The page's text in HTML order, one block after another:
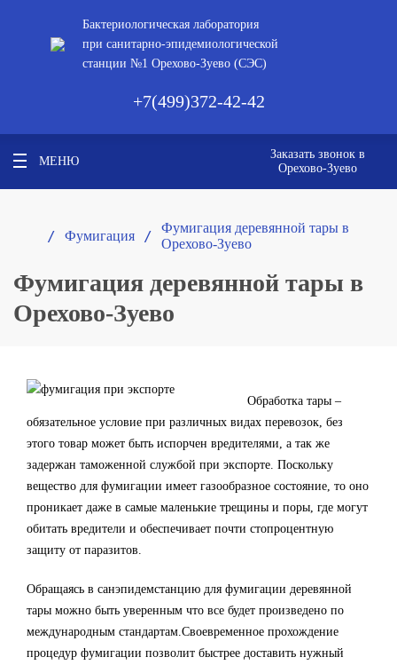
Бактериологическая лаборатория
при санитарно-эпидемиологической
станции №1 Орехово-Зуево (СЭС)
+7(499)372-42-42
МЕНЮ
Заказать звонок в
Орехово-Зуево
/ Фумигация / Фумигация деревянной тары в
Орехово-Зуево
Фумигация деревянной тары в
Орехово-Зуево
Обработка тары –
обязательное условие при различных видах перевозок, без
этого товар может быть испорчен вредителями, а так же
задержан таможенной службой при экспорте. Поскольку
вещество для фумигации имеет газообразное состояние, то оно
проникает даже в самые маленькие трещины и поры, где могут
обитать вредители и обеспечивает почти стопроцентную
защиту от паразитов.
Обращаясь в санэпидемстанцию для фумигации деревянной
тары можно быть уверенным что все будет произведено по
международным стандартам.Своевременное прохождение
процедур фумигации позволит быстрее доставить нужный